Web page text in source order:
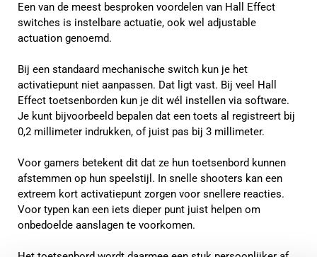
Een van de meest besproken voordelen van Hall Effect
switches is instelbare actuatie, ook wel adjustable
actuation genoemd.
Bij een standaard mechanische switch kun je het
activatiepunt niet aanpassen. Dat ligt vast. Bij veel Hall
Effect toetsenborden kun je dit wél instellen via software.
Je kunt bijvoorbeeld bepalen dat een toets al registreert bij
0,2 millimeter indrukken, of juist pas bij 3 millimeter.
Voor gamers betekent dit dat ze hun toetsenbord kunnen
afstemmen op hun speelstijl. In snelle shooters kan een
extreem kort activatiepunt zorgen voor snellere reacties.
Voor typen kan een iets dieper punt juist helpen om
onbedoelde aanslagen te voorkomen.